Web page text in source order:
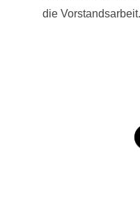
die Vorstandsarbeit.